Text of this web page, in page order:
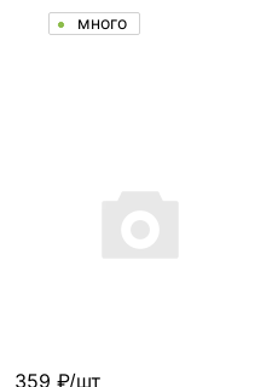
много
359 ₽/шт